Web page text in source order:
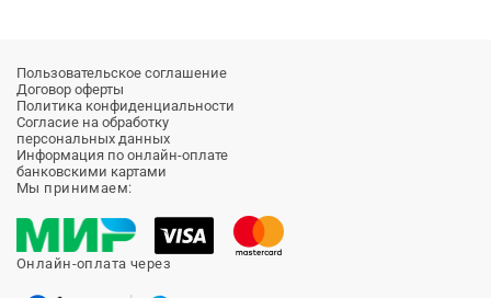
Пользовательское соглашение
Договор оферты
Политика конфиденциальности
Согласие на обработку
персональных данных
Информация по онлайн-оплате
банковскими картами
Мы принимаем:
Онлайн-оплата через